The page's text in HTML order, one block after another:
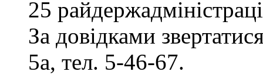
25
За довідками
5а, тел. 5-46-67.